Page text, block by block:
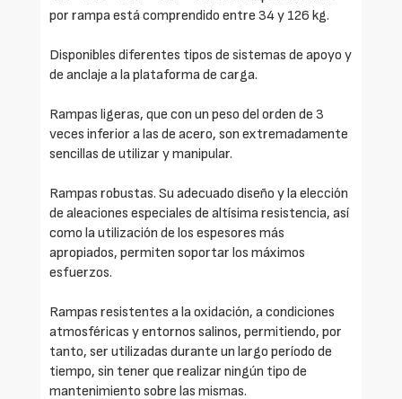
por rampa está comprendido entre 34 y 126 kg.
Disponibles diferentes tipos de sistemas de apoyo y
de anclaje a la plataforma de carga.
Rampas ligeras, que con un peso del orden de 3
veces inferior a las de acero, son extremadamente
sencillas de utilizar y manipular.
Rampas robustas. Su adecuado diseño y la elección
de aleaciones especiales de altísima resistencia, así
como la utilización de los espesores más
apropiados, permiten soportar los máximos
esfuerzos.
Rampas resistentes a la oxidación, a condiciones
atmosféricas y entornos salinos, permitiendo, por
tanto, ser utilizadas durante un largo período de
tiempo, sin tener que realizar ningún tipo de
mantenimiento sobre las mismas.